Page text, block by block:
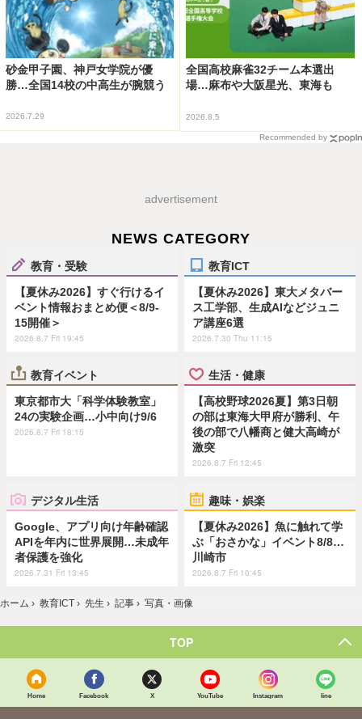
砂金甲子園、神戸女学院が優
勝…全国14校の中高生が腕競う
2026.7.29
全国高校麻雀32チーム本選出
場…麻布や大阪星光、東海も
2026.8.5
Recommended by
advertisement
NEWS CATEGORY
教育・受験
【夏休み2026】すぐ行けるイ
ベント情報おまとめ便＜8/9-
15開催＞
2026.8.7 Fri 19:45
教育ICT
【夏休み2026】東大メタバー
ス工学部、生成AIなどジュニ
ア講座6選
2026.7.30 Thu 11:15
教育イベント
東京都市大「科学体験教室」
24の実験企画…小中向け9/6
2026.8.7 Fri 18:15
生活・健康
【高校野球2026夏】第3日朝
の部は東海大甲府が勝利、午
後の部で八幡商と健大高崎が
激突
2026.8.7 Fri 12:45
デジタル生活
Google、アプリ向け年齢確認
APIを年内に世界展開…未成年
者保護を強化
2026.7.31 Fri 13:45
趣味・娯楽
【夏休み2026】魚に触れて学
ぶ「おさかな」イベント8/8…
川崎市
2026.8.7 Fri 10:45
ホーム › 教育ICT › 先生 › 記事 › 写真・画像
TOP
Home Facebook X YouTube Instagram line